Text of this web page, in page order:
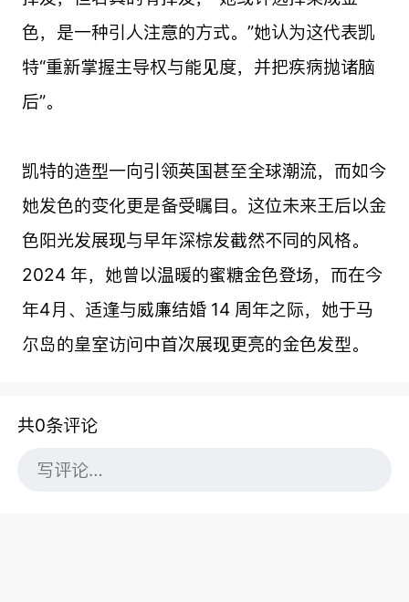
色，是一种引人注意的方式。”她认为这代表凯
特“重新掌握主导权与能见度，并把疾病抛诸脑
后”。
凯特的造型一向引领英国甚至全球潮流，而如今
她发色的变化更是备受瞩目。这位未来王后以金
色阳光发展现与早年深棕发截然不同的风格。
2024 年，她曾以温暖的蜜糖金色登场，而在今
年4月、适逢与威廉结婚 14 周年之际，她于马
尔岛的皇室访问中首次展现更亮的金色发型。
共0条评论